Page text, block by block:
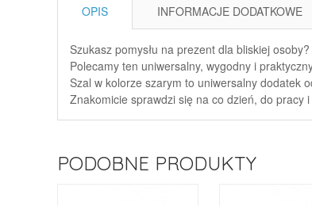
OPIS INFORMACJE DODATKOWE
Szukasz pomysłu na prezent dla bliskiej osoby?
Polecamy ten uniwersalny, wygodny i
Szal w kolorze szarym to uniwersalny dodatek
Znakomicie sprawdzi się na co dzień, do pracy
PODOBNE PRODUKTY